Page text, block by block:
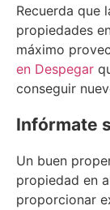
Recuerda que
propiedades
máximo
en Despegar
conseguir
Infórmate
Un buen
propiedad en
proporcionar